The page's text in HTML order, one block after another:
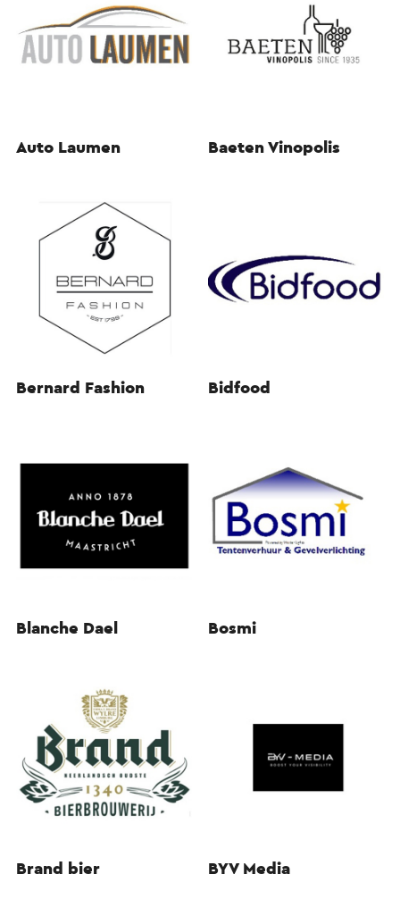
Auto Laumen Baeten Vinopolis
Bernard Fashion Bidfood
Blanche Dael Bosmi
Brand bier BYV Media